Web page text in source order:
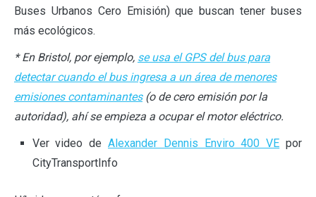
Buses Urbanos Cero Emisión) que buscan tener buses
más ecológicos.
* En Bristol, por ejemplo, se usa el GPS del bus para
detectar cuando el bus ingresa a un área de menores
emisiones contaminantes(o de cero emisión por la
autoridad), ahí se empieza a ocupar el motor eléctrico.
Ver video de Alexander Dennis Enviro 400 VE por
CityTransportInfo